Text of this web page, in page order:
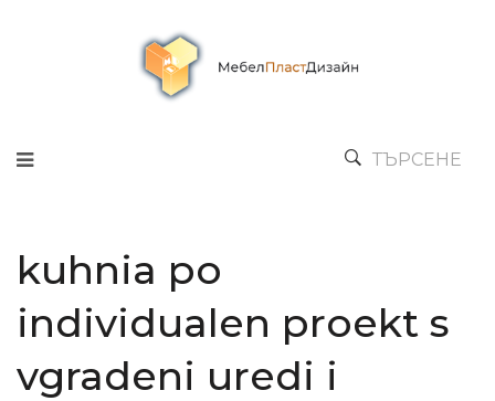
ТЪРСЕНЕ
kuhnia po
individualen proekt s
vgradeni uredi i